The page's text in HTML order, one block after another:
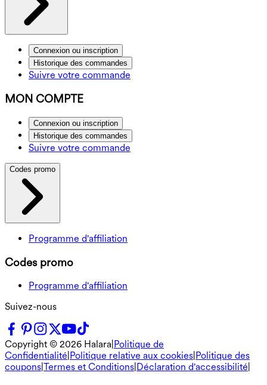
Connexion ou inscription
Historique des commandes
Suivre votre commande
MON COMPTE
Connexion ou inscription
Historique des commandes
Suivre votre commande
Codes promo
Programme d'affiliation
Codes promo
Programme d'affiliation
Suivez-nous
Copyright © 2026 Halara Politique de
Confidentialité Politique relative aux cookies Politique des
coupons Termes et Conditions Déclaration d'accessibilité